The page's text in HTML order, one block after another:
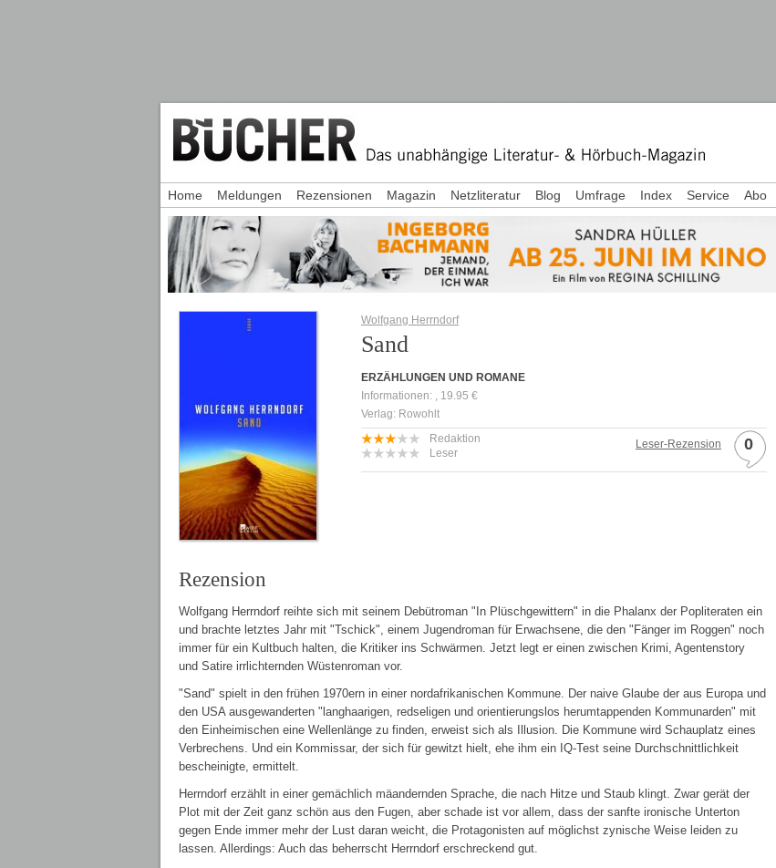
Wolfgang Herrndorf
Sand
ERZÄHLUNGEN UND ROMANE
Informationen: , 19.95 €
Verlag: Rowohlt
Leser-Rezension 0
Redaktion
Leser
Rezension
Wolfgang Herrndorf reihte sich mit seinem Debütroman "In Plüschgewittern" in die Phalanx der Popliteraten ein
und brachte letztes Jahr mit "Tschick", einem Jugendroman für Erwachsene, die den "Fänger im Roggen" noch
immer für ein Kultbuch halten, die Kritiker ins Schwärmen. Jetzt legt er einen zwischen Krimi, Agentenstory
und Satire irrlichternden Wüstenroman vor.
"Sand" spielt in den frühen 1970ern in einer nordafrikanischen Kommune. Der naive Glaube der aus Europa und
den USA ausgewanderten "langhaarigen, redseligen und orientierungslos herumtappenden Kommunarden" mit
den Einheimischen eine Wellenlänge zu finden, erweist sich als Illusion. Die Kommune wird Schauplatz eines
Verbrechens. Und ein Kommissar, der sich für gewitzt hielt, ehe ihm ein IQ-Test seine Durchschnittlichkeit
bescheinigte, ermittelt.
Herrndorf erzählt in einer gemächlich mäandernden Sprache, die nach Hitze und Staub klingt. Zwar gerät der
Plot mit der Zeit ganz schön aus den Fugen, aber schade ist vor allem, dass der sanfte ironische Unterton
gegen Ende immer mehr der Lust daran weicht, die Protagonisten auf möglichst zynische Weise leiden zu
lassen. Allerdings: Auch das beherrscht Herrndorf erschreckend gut.
Home Meldungen Rezensionen Magazin Netzliteratur Blog Umfrage Index Service Abo